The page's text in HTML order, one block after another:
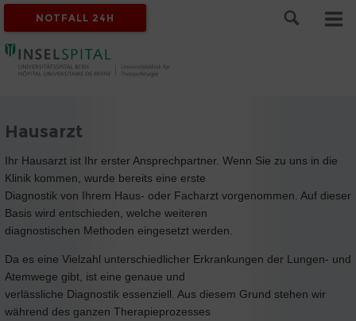
NOTFALL 24H
Hausarzt
Ihr Hausarzt ist Ihr erster Ansprechpartner. Wenn Sie zu uns in die
Klinik kommen, wurde bereits eine erste
Diagnostik von Ihrem Haus- oder Facharzt vorgenommen. Auf dieser
Basis wird entschieden, welche weiteren
diagnostischen Methoden eingesetzt werden.
Da es eine Vielzahl unterschiedlicher Erkrankungen der Lungen- und
Atemwege gibt, ist eine genaue und
verlässliche Diagnostik essenziell. Aus diesem Grund stehen wir
während des ganzen Therapieprozesses